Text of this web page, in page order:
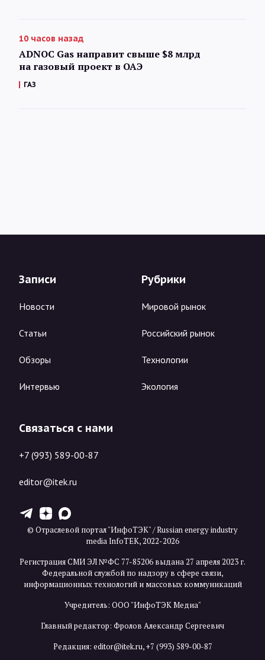
10 часов назад
ADNOC Gas направит свыше $8 млрд
на газовый проект в ОАЭ
ГАЗ
Записи
Новости
Статьи
Обзоры
Интервью
Рубрики
Мировой рынок
Российский рынок
Технологии
Экология
Связаться с нами
+7 (993) 589-00-87
editor@itek.ru
T Z X
© Отраслевой портал "ИнфоТЭК" / Russian energy industry
media InfoTEK, 2022-2026
Регистрация СМИ ЭЛ №ФС 77-85206 выдана 27 апреля 2023 г.
Федеральной службой по надзору в сфере связи,
информационных технологий и массовых коммуникаций
Учредитель: ООО "ИнфоТЭК Медиа"
Главный редактор: Фролов Александр Сергеевич
Редакция: editor@itek.ru,+7 (993) 589-00-87